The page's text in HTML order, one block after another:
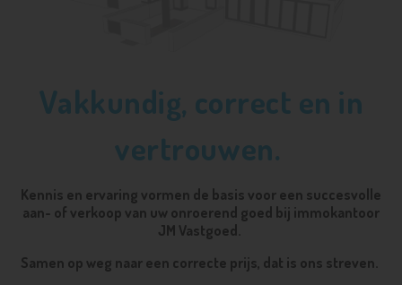
Vakkundig, correct en in
vertrouwen.
Kennis en ervaring vormen de basis voor een succesvolle
aan- of verkoop van uw onroerend goed bij immokantoor
JM Vastgoed.
Samen op weg naar een correcte prijs, dat is ons streven.